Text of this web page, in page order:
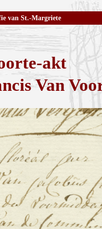
van St.-Margriete
akt
Van